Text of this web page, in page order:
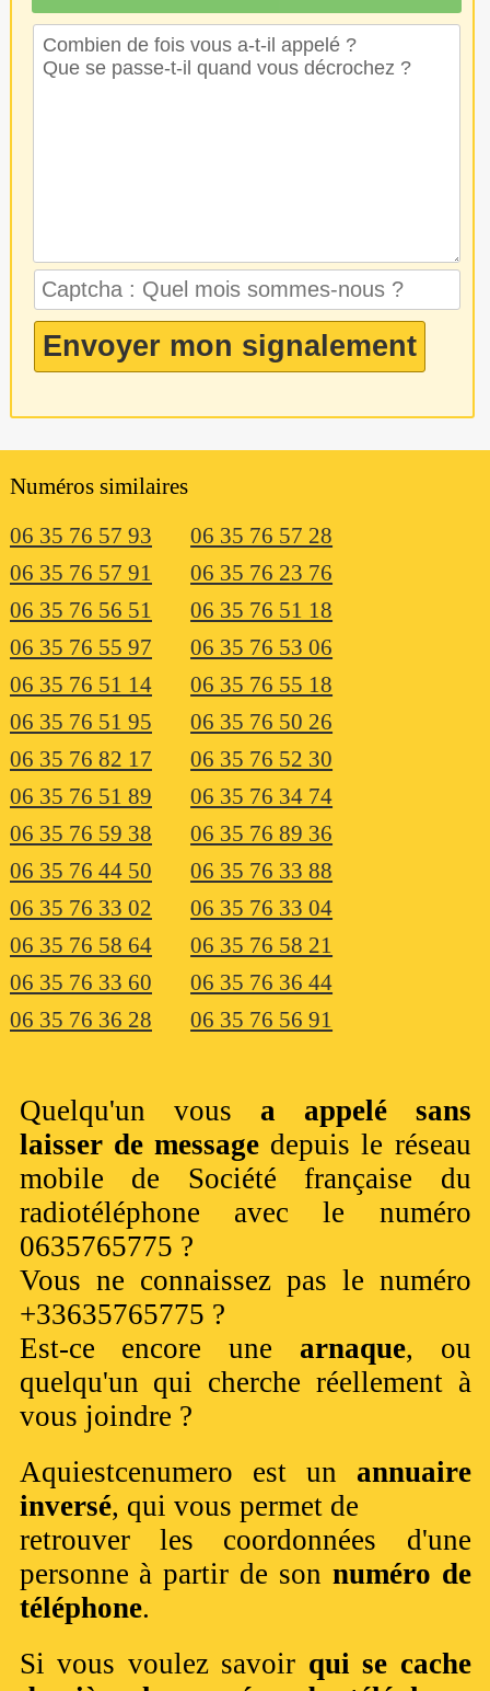
Numéros similaires
06 35 76 57 93
06 35 76 57 28
06 35 76 57 91
06 35 76 23 76
06 35 76 56 51
06 35 76 51 18
06 35 76 55 97
06 35 76 53 06
06 35 76 51 14
06 35 76 55 18
06 35 76 51 95
06 35 76 50 26
06 35 76 82 17
06 35 76 52 30
06 35 76 51 89
06 35 76 34 74
06 35 76 59 38
06 35 76 89 36
06 35 76 44 50
06 35 76 33 88
06 35 76 33 02
06 35 76 33 04
06 35 76 58 64
06 35 76 58 21
06 35 76 33 60
06 35 76 36 44
06 35 76 36 28
06 35 76 56 91
Quelqu'un vous a appelé sans
laisser de messagedepuis le réseau
mobile de Société française du
radiotéléphone avec le numéro
0635765775 ?
Vous ne connaissez pas le numéro
+33635765775 ?
Est-ce encore une arnaque, ou
quelqu'un qui cherche réellement à
vous joindre ?
Aquiestcenumero est un annuaire
inversé, qui vous permet de
retrouver les coordonnées d'une
personne à partir de son numéro de
téléphone.
Si vous voulez savoir qui se cache